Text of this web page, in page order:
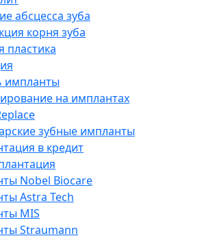
абсцесса зуба
корня зуба
пластика
импланты
на имплантах
зубные импланты
в кредит
Nobel Biocare
Astra Tech
MIS
Straumann